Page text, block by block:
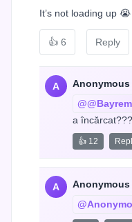
It’s not loading up 😭
👍 6 Reply
A Anonymous
@@Bayrem
a
👍 12
A Anonymous